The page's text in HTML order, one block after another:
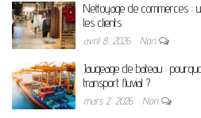
Nettoyage de commerces :
les clients
avril 8, 2026 Non
Jaugeage de bateau :
transport fluvial ?
mars 2, 2026 Non